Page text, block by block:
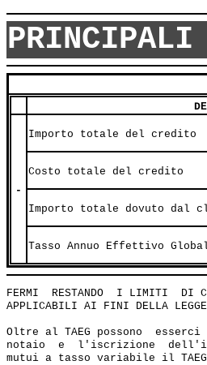
PRINCIPALI
-
Importo totale del credito
Costo totale del credito
Importo totale dovuto dal
Tasso Annuo Effettivo
FERMI  RESTANDO  I LIMITI  DI
APPLICABILI AI FINI DELLA LEGGE
Oltre al TAEG possono
notaio  e  l'iscrizione
mutui a tasso variabile il